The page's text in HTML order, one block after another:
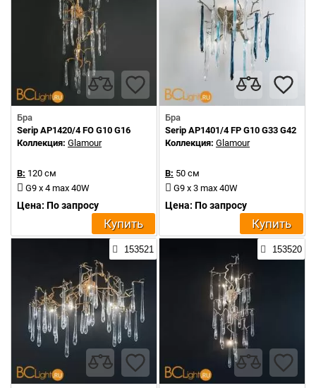
Бра
Serip AP1420/4 FO G10 G16
Коллекция: Glamour
В: 120 см
G9 x 4 max 40W
Цена: По запросу
Купить
Бра
Serip AP1401/4 FP G10 G33 G42
Коллекция: Glamour
В: 50 см
G9 x 3 max 40W
Цена: По запросу
Купить
153521 153520